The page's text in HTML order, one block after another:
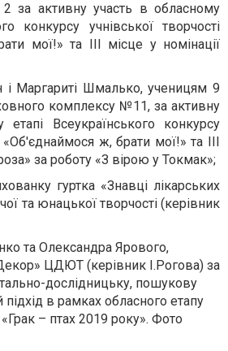
за активну участь в обласному
конкурсу учнівської творчості
мої!» та ІІІ місце у номінації
і Маргариті Шмалько, ученицям 9
комплексу №11, за активну
Всеукраїнського конкурсу
«Об'єднаймося ж, брати мої!» та ІІІ
за роботу «З вірою у Токмак»;
у гуртка «Знавці лікарських
та юнацької творчості (керівник
та Олександра Ярового,
ЦДЮТ (керівник І.Рогова) за
дослідницьку, пошукову
підхід в рамках обласного етапу
«Грак – птах 2019 року». Фото